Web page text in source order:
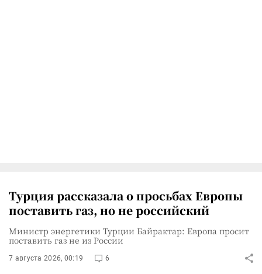
Турция рассказала о просьбах Европы
поставить газ, но не российский
Министр энергетики Турции Байрактар: Европа просит
поставить газ не из России
7 августа 2026, 00:19 6